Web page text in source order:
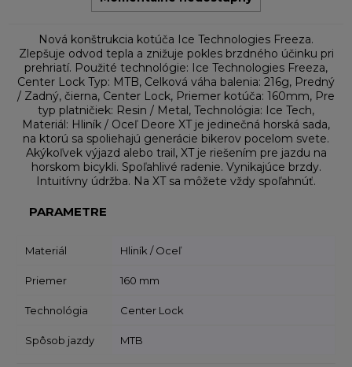
Nová konštrukcia kotúča Ice Technologies Freeza.
Zlepšuje odvod tepla a znižuje pokles brzdného účinku pri
prehriatí. Použité technológie: Ice Technologies Freeza,
Center Lock Typ: MTB, Celková váha balenia: 216g, Predný
/ Zadný, čierna, Center Lock, Priemer kotúča: 160mm, Pre
typ platničiek: Resin / Metal, Technológia: Ice Tech,
Materiál: Hliník / Oceľ Deore XT je jedinečná horská sada,
na ktorú sa spoliehajú generácie bikerov pocelom svete.
Akýkoľvek výjazd alebo trail, XT je riešením pre jazdu na
horskom bicykli. Spoľahlivé radenie. Vynikajúce brzdy.
Intuitívny údržba. Na XT sa môžete vždy spoľahnúť.
PARAMETRE
Materiál Hliník / Oceľ
Priemer 160 mm
Technológia Center Lock
Spôsob jazdy MTB